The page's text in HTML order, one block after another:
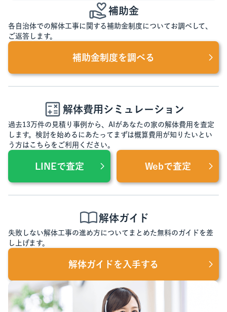
補助金
各自治体での解体工事に関する補助金制度についてお調べして、
ご返答します。
補助金制度を調べる
解体費用シミュレーション
過去13万件の見積り事例から、AIがあなたの家の解体費用を査定
します。検討を始めるにあたってまずは概算費用が知りたいとい
う方はこちらをご利用ください。
LINEで査定 Webで査定
解体ガイド
失敗しない解体工事の進め方についてまとめた無料のガイドを差
し上げます。
解体ガイドを入手する